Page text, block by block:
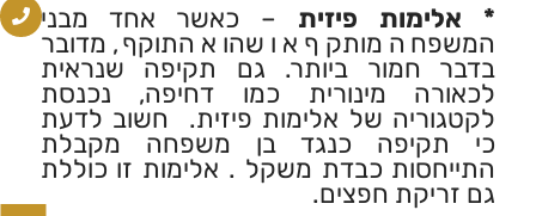
* אלימות פיזית – כאשר אחד מבני
המשפחה מותקף או שהוא התוקף, מדובר
בדבר חמור ביותר. גם תקיפה שנראית
לכאורה מינורית כמו דחיפה, נכנסת
לקטגוריה של אלימות פיזית. חשוב לדעת
כי תקיפה כנגד בן משפחה מקבלת
התייחסות כבדת משקל . אלימות זו כוללת
גם זריקת חפצים.